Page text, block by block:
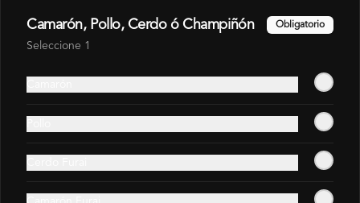
Furai
$7.140
$7.990
Camarón, Pollo, Cerdo ó Champiñón Obligatorio
Seleccione 1